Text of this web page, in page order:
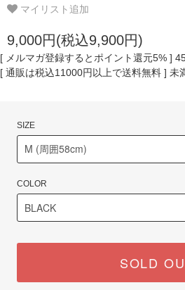
マイリスト追加
9,000円(税込9,900円)
[ メルマガ登録するとポイント還元5% ]
[ 通販は税込11000円以上で送料無料 ] 未
SIZE
COLOR
SOLD